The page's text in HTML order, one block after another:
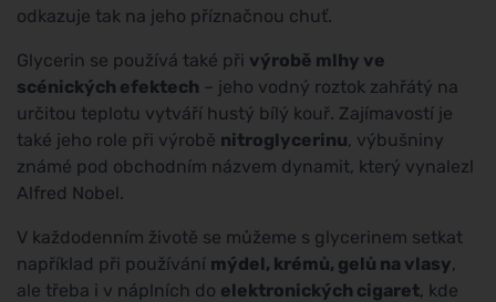
odkazuje tak na jeho příznačnou chuť.
Glycerin se používá také při výrobě mlhy ve
scénických efektech – jeho vodný roztok zahřátý na
určitou teplotu vytváří hustý bílý kouř. Zajímavostí je
také jeho role při výrobě nitroglycerinu, výbušniny
známé pod obchodním názvem dynamit, který vynalezl
Alfred Nobel.
V každodenním životě se můžeme s glycerinem setkat
například při používání mýdel, krémů, gelů na vlasy,
ale třeba i v náplních do elektronických cigaret, kde